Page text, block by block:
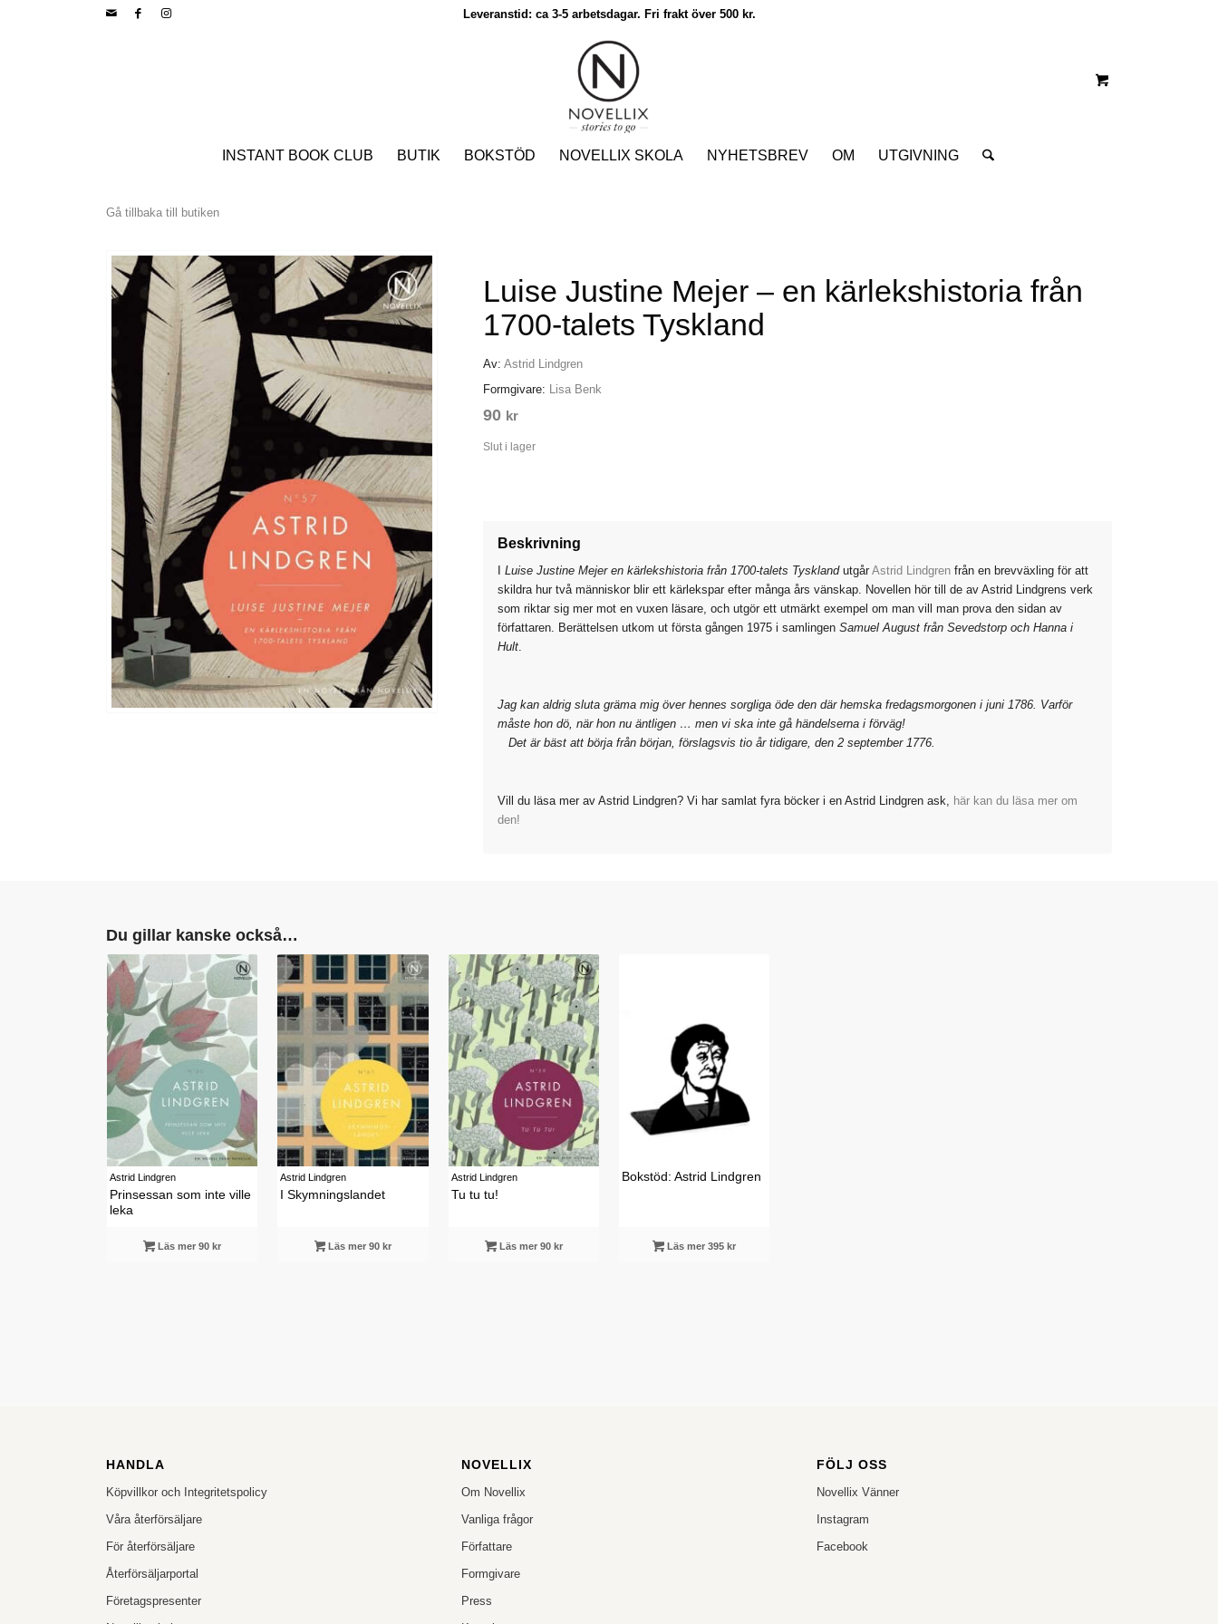
Leveranstid: ca 3-5 arbetsdagar. Fri frakt över 500 kr.
INSTANT BOOK CLUB BUTIK BOKSTÖD NOVELLIX SKOLA NYHETSBREV OM UTGIVNING
Gå tillbaka till butiken
Luise Justine Mejer – en kärlekshistoria från
1700-talets Tyskland
Av:Astrid Lindgren
Formgivare:
Lisa Benk
90 kr
Slut i lager
Beskrivning
ILuise Justine Mejer en kärlekshistoria från 1700-talets TysklandutgårAstrid Lindgren från en brevväxling för att
skildra hur två människor blir ett kärlekspar efter många års vänskap. Novellen hör till de av Astrid Lindgrens verk
som riktar sig mer mot en vuxen läsare, och utgör ett utmärkt exempel om man vill man prova den sidan av
författaren. Berättelsen utkom ut första gången 1975 i samlingenSamuel August från Sevedstorp och Hanna i
Hult
Jag kan aldrig sluta gräma mig över hennes sorgliga öde den där hemska fredagsmorgonen i juni 1786. Varför
måste hon dö, när hon nu äntligen … men vi ska inte gå händelserna i förväg!
Det är bäst att börja från början, förslagsvis tio år tidigare, den 2 september 1776.
Vill du läsa mer av Astrid Lindgren? Vi har samlat fyra böcker i en Astrid Lindgren ask,
här kan du läsa mer om
den!
Du gillar kanske också…
Astrid Lindgren
Prinsessan som inte ville
leka
Läs mer 90 kr
Astrid Lindgren
I Skymningslandet
Läs mer 90 kr
Astrid Lindgren
Tu tu tu!
Läs mer 90 kr
Bokstöd: Astrid Lindgren
Läs mer 395 kr
HANDLA
Köpvillkor och Integritetspolicy
Våra återförsäljare
För återförsäljare
Återförsäljarportal
Företagspresenter
NOVELLIX
Om Novellix
Vanliga frågor
Författare
Formgivare
Press
FÖLJ OSS
Novellix Vänner
Instagram
Facebook